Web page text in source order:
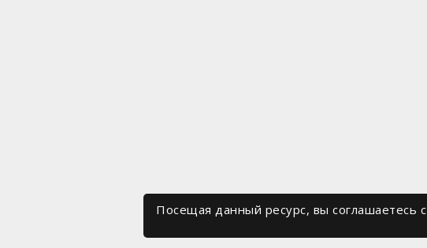
Посещая данный ресурс, вы соглашаетесь c